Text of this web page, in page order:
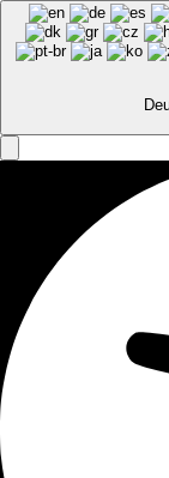
absenden
Deine Bestellung
überprüfe deinen